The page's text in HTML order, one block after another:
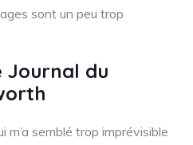
sont un peu trop
Journal du
m’a semblé trop imprévisible